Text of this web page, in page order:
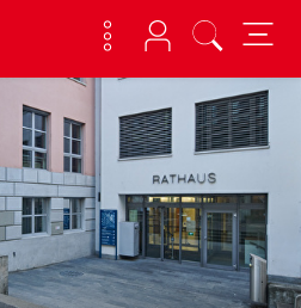
KontaktLogin Suche